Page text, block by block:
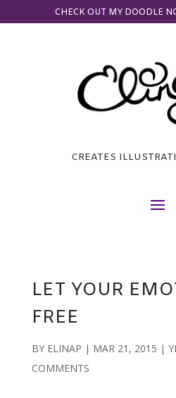
CHECK OUT MY DOODLE
CREATES
LET YOUR
FREE
BY ELINAP | MAR 21, 2015 |
COMMENTS